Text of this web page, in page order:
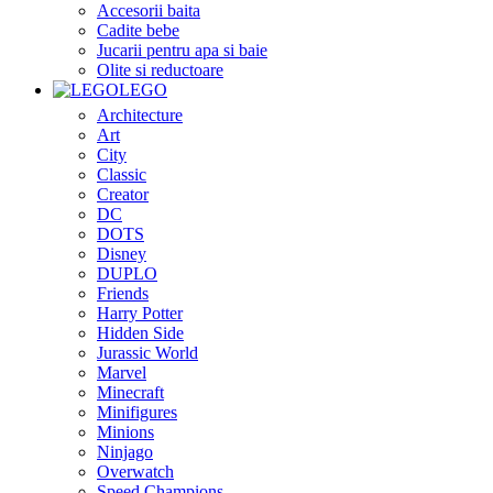
Accesorii baita
Cadite bebe
Jucarii pentru apa si baie
Olite si reductoare
LEGO
Architecture
Art
City
Classic
Creator
DC
DOTS
Disney
DUPLO
Friends
Harry Potter
Hidden Side
Jurassic World
Marvel
Minecraft
Minifigures
Minions
Ninjago
Overwatch